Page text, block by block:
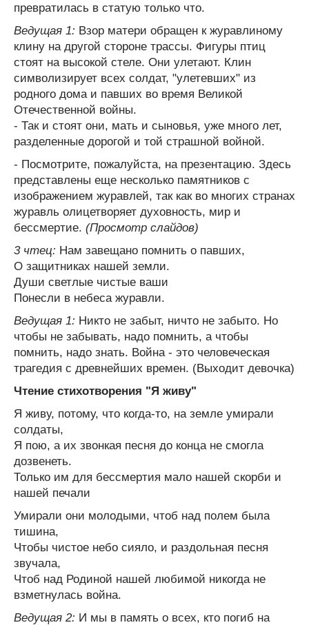
превратилась в статую только что.
Ведущая 1: Взор матери обращен к журавлиному
клину на другой стороне трассы. Фигуры птиц
стоят на высокой стеле. Они улетают. Клин
символизирует всех солдат, "улетевших" из
родного дома и павших во время Великой
Отечественной войны.
- Так и стоят они, мать и сыновья, уже много лет,
разделенные дорогой и той страшной войной.
- Посмотрите, пожалуйста, на презентацию. Здесь
представлены еще несколько памятников с
изображением журавлей, так как во многих странах
журавль олицетворяет духовность, мир и
бессмертие. (Просмотр слайдов)
3 чтец: Нам завещано помнить о павших,
О защитниках нашей земли.
Души светлые чистые ваши
Понесли в небеса журавли.
Ведущая 1: Никто не забыт, ничто не забыто. Но
чтобы не забывать, надо помнить, а чтобы
помнить, надо знать. Война - это человеческая
трагедия с древнейших времен. (Выходит девочка)
Чтение стихотворения "Я живу"
Я живу, потому, что когда-то, на земле умирали
солдаты,
Я пою, а их звонкая песня до конца не смогла
дозвенеть.
Только им для бессмертия мало нашей скорби и
нашей печали
Умирали они молодыми, чтоб над полем была
тишина,
Чтобы чистое небо сияло, и раздольная песня
звучала,
Чтоб над Родиной нашей любимой никогда не
взметнулась война.
Ведущая 2: И мы в память о всех, кто погиб на